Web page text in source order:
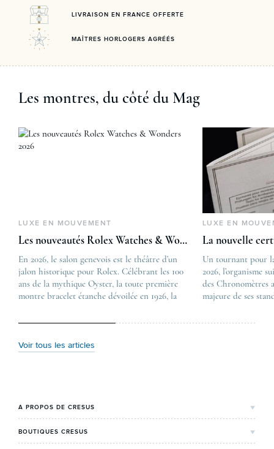
LIVRAISON EN FRANCE OFFERTE
MAÎTRES HORLOGERS AGRÉÉS
Les montres, du côté du Mag
Voir tous les articles
LUXE EN MOUVEMENT
Les nouveautés Rolex Watches & Wonders 2026
En 2026, le salon genevois est le théâtre d’un
jalon historique pour Rolex. Célébrant les 100
ans de la mythique Oyster, la toute première
montre bracelet étanche dévoilée en 1926, la
commémorative alliant héritage patrimonial et
métallurgique à la réinterprétation esthétique
The post
Les nouveautés
first appeared on
Lovetime
LUXE EN
La nouvelle
Un tournant pour
2026, l’organisme
des Chronomètres
majeure de ses
Chronometer”,
A PROPOS DE CRESUS
L'Histoire de Cresus
BOUTIQUES CRESUS